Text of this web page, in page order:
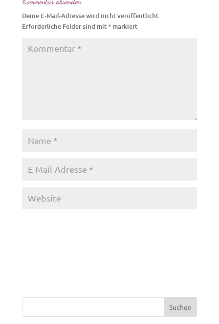
Deine E-Mail-Adresse wird nicht veröffentlicht.
Erforderliche Felder sind mit*markiert